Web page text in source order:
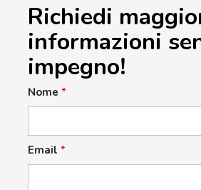
Richiedi
informazioni
impegno!
Nome *
Email *